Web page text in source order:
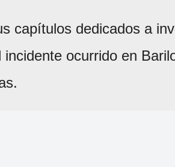
capítulos dedicados a
incidente ocurrido en